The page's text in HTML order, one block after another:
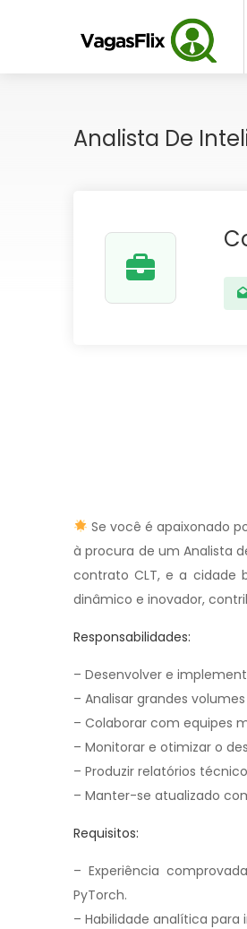
Analista De
Se você é apaixonado
à procura de um Analista
contrato CLT, e a cidade
dinâmico e inovador,
Responsabilidades:
– Desenvolver e
– Analisar grandes
– Colaborar com equipes
– Monitorar e otimizar o
– Produzir relatórios
– Manter-se atualizado
Requisitos:
– Experiência
PyTorch.
– Habilidade analítica